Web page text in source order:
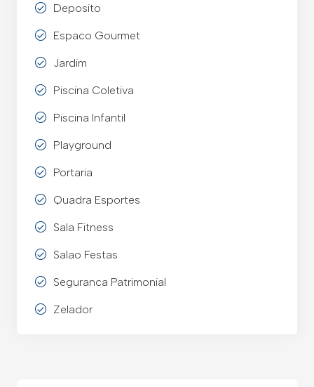
Deposito
Espaco Gourmet
Jardim
Piscina Coletiva
Piscina Infantil
Playground
Portaria
Quadra Esportes
Sala Fitness
Salao Festas
Seguranca Patrimonial
Zelador